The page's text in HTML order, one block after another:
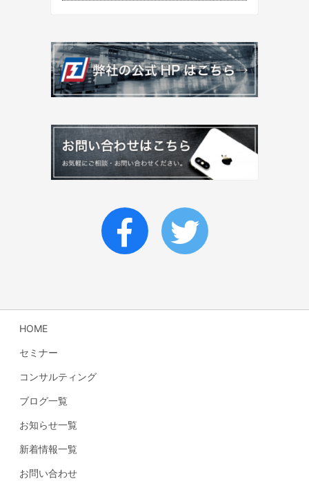
HOME
セミナー
コンサルティング
ブログ一覧
お知らせ一覧
新着情報一覧
お問い合わせ